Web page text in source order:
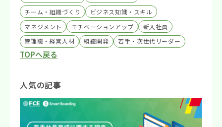
チーム・組織づくり
ビジネス知識・スキル
マネジメント
モチベーションアップ
新入社員
管理職・経営人材
組織開発 若手・次世代リーダー
TOPへ戻る
人気の記事